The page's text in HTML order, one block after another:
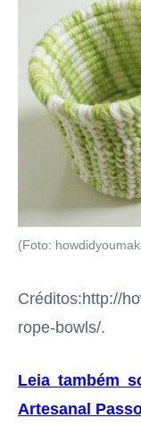
(Foto:
Créditos:http://
rope-bowls/.
Leia também
Artesanal